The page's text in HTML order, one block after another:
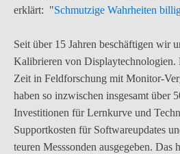
erklärt: "Schmutzige Wahrheiten
Seit über 15 Jahren beschäftigen wir
Kalibrieren von Displaytechnologien.
Zeit in Feldforschung mit Monitor-
haben so inzwischen insgesamt über
Investitionen für Lernkurve und
Supportkosten für Softwareupdates
teuren Messsonden ausgegeben. Das